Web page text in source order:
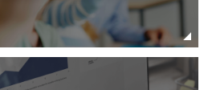
の申し込みを取り消す旨申し
但し、個別に条件設定のあ
個別条件を本条に優先して適
本条は適用されません。